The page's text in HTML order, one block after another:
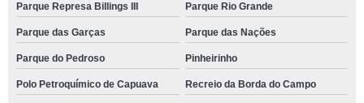
Parque Represa Billings III Parque Rio Grande
Parque das Garças Parque das Nações
Parque do Pedroso Pinheirinho
Polo Petroquímico de Capuava Recreio da Borda do Campo